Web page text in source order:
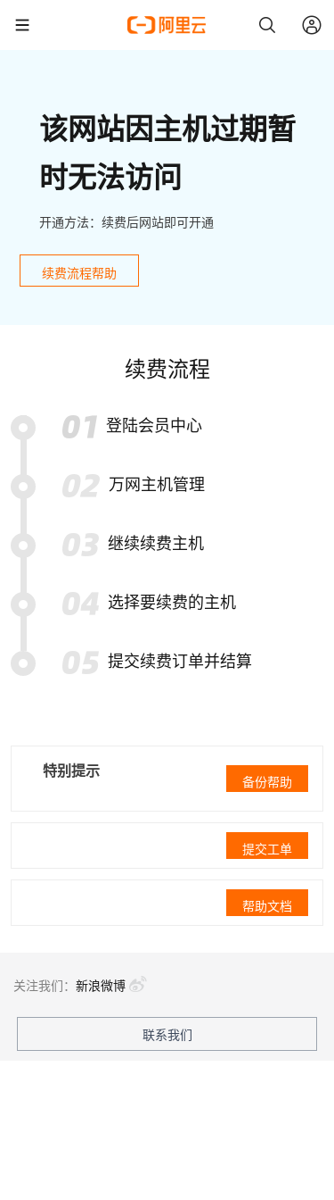
该网站因主机过期暂
时无法访问
开通方法：续费后网站即可开通
续费流程帮助
续费流程
登陆会员中心
万网主机管理
继续续费主机
选择要续费的主机
提交续费订单并结算
特别提示
备份帮助
提交工单
帮助文档